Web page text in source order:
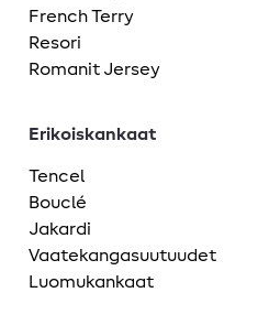
French Terry
Resori
Romanit Jersey
Erikoiskankaat
Tencel
Bouclé
Jakardi
Vaatekangasuutuudet
Luomukankaat